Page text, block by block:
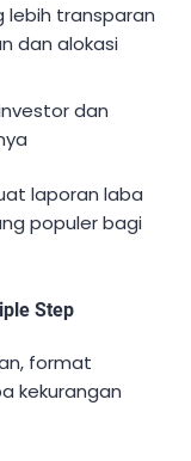
lebih transparan
dan alokasi
dan
laporan laba
populer bagi
Step
format
kekurangan